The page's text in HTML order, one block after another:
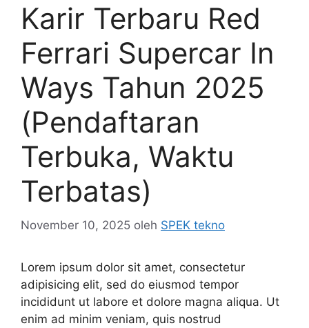
Karir Terbaru Red
Ferrari Supercar In
Ways Tahun 2025
(Pendaftaran
Terbuka, Waktu
Terbatas)
November 10, 2025 oleh SPEK tekno
Lorem ipsum dolor sit amet, consectetur
adipisicing elit, sed do eiusmod tempor
incididunt ut labore et dolore magna aliqua. Ut
enim ad minim veniam, quis nostrud